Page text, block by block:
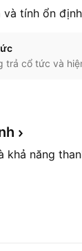
và tính ổn
trả cổ tức và
khả năng